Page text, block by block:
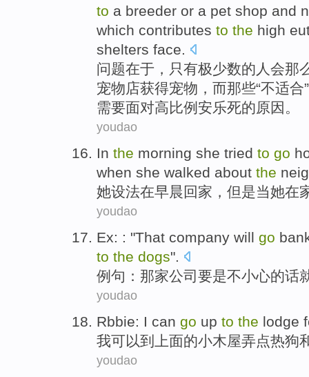
to a breeder or a pet shop and
which contributes to the high
shelters face.
问题在于， 只有极少数的 人 会那
宠物店获得宠物， 而那些“不适合”
需要面对高比例安乐死的原因。
youdao
In the morning she tried to go
when she walked about the
她设法在早晨 回家 ， 但是当她在
youdao
Ex: : "That company will go
to the dogs".
例句 ： 那家公司 要是不小心的话
youdao
Rbbie: I can go up to the lodge
我可以到 上面的小木屋弄点热狗
youdao